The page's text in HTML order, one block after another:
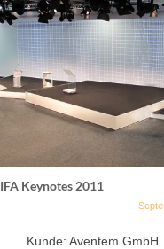
IFA Keynotes 2011
Kunde: Aventem GmbH